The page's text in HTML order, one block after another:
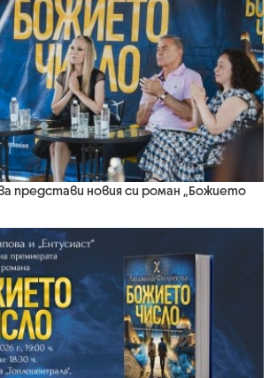
представи новия си роман „Божието